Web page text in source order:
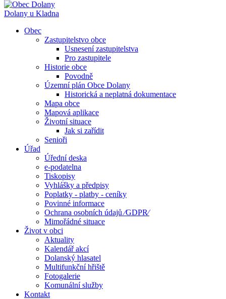
Dolany u Kladna
Obec
Zastupitelstvo obce
Usnesení zastupitelstva
Pro zastupitele
Historie obce
Povodně
Územní plán Obce Dolany
Historická a neplatná dokumentace
Mapa obce
Mapová aplikace
Životní situace
Jak si zařídit
Senioři
Úřad
Úřední deska
e-podatelna
Tiskopisy
Vyhlášky a předpisy
Poplatky - platby - ceníky
Povinné informace
Ochrana osobních údajů ⁄GDPR⁄
Mimořádné situace
Život v obci
Aktuality
Kalendář akcí
Dolanský hlasatel
Multifunkční hřiště
Fotogalerie
Komunální služby
Kontakt